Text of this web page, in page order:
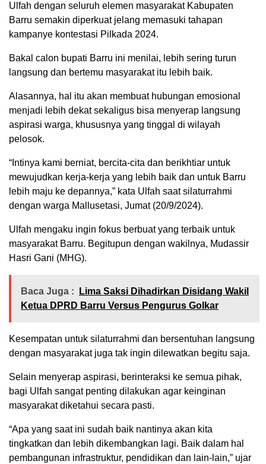
Ulfah dengan seluruh elemen masyarakat Kabupaten
Barru semakin diperkuat jelang memasuki tahapan
kampanye kontestasi Pilkada 2024.
Bakal calon bupati Barru ini menilai, lebih sering turun
langsung dan bertemu masyarakat itu lebih baik.
Alasannya, hal itu akan membuat hubungan emosional
menjadi lebih dekat sekaligus bisa menyerap langsung
aspirasi warga, khususnya yang tinggal di wilayah
pelosok.
“Intinya kami berniat, bercita-cita dan berikhtiar untuk
mewujudkan kerja-kerja yang lebih baik dan untuk Barru
lebih maju ke depannya,” kata Ulfah saat silaturrahmi
dengan warga Mallusetasi, Jumat (20/9/2024).
Ulfah mengaku ingin fokus berbuat yang terbaik untuk
masyarakat Barru. Begitupun dengan wakilnya, Mudassir
Hasri Gani (MHG).
Baca Juga :
Lima Saksi Dihadirkan Disidang Wakil
Ketua DPRD Barru Versus Pengurus Golkar
Kesempatan untuk silaturrahmi dan bersentuhan langsung
dengan masyarakat juga tak ingin dilewatkan begitu saja.
Selain menyerap aspirasi, berinteraksi ke semua pihak,
bagi Ulfah sangat penting dilakukan agar keinginan
masyarakat diketahui secara pasti.
“Apa yang saat ini sudah baik nantinya akan kita
tingkatkan dan lebih dikembangkan lagi. Baik dalam hal
pembangunan infrastruktur, pendidikan dan lain-lain,” ujar